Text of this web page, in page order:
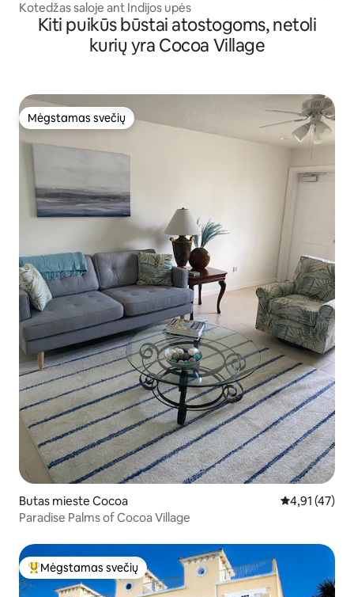
Kotedžas saloje ant Indijos upės
Kiti puikūs būstai atostogoms, netoli
kurių yra Cocoa Village
Mėgstamas svečių
Mėgstamas svečių
Butas mieste Cocoa Vidutinis
4,91 (47)
Paradise Palms of Cocoa Village
Svečių mėgstamiausias
Mėgstamas svečių